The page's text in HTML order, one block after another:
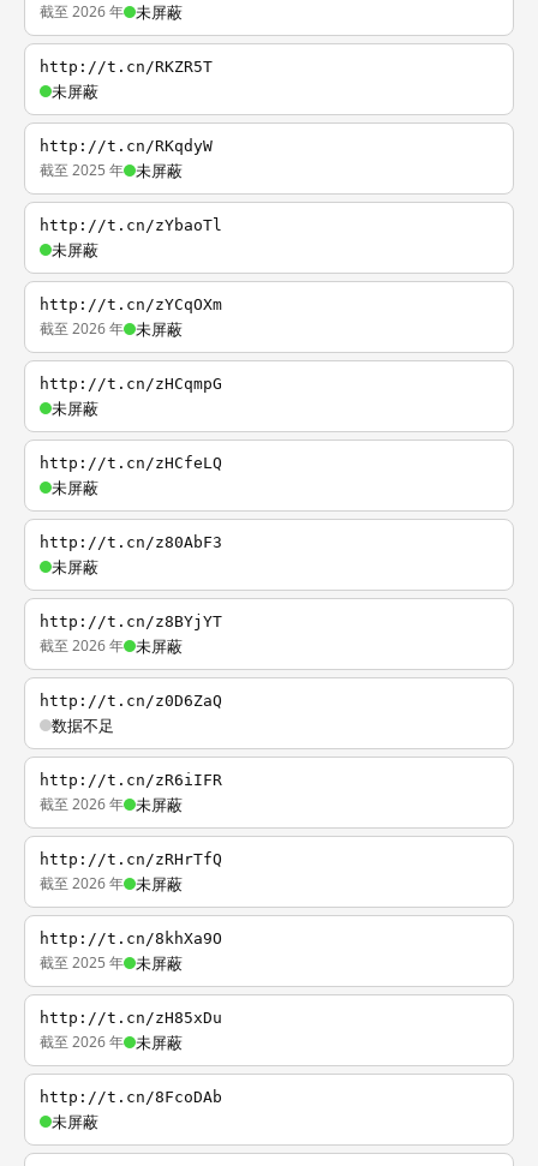
截至 2026 年 未屏蔽
http://t.cn/RKZR5T
未屏蔽
http://t.cn/RKqdyW
截至 2025 年 未屏蔽
http://t.cn/zYbaoTl
未屏蔽
http://t.cn/zYCqOXm
截至 2026 年 未屏蔽
http://t.cn/zHCqmpG
未屏蔽
http://t.cn/zHCfeLQ
未屏蔽
http://t.cn/z80AbF3
未屏蔽
http://t.cn/z8BYjYT
截至 2026 年 未屏蔽
http://t.cn/z0D6ZaQ
数据不足
http://t.cn/zR6iIFR
截至 2026 年 未屏蔽
http://t.cn/zRHrTfQ
截至 2026 年 未屏蔽
http://t.cn/8khXa9O
截至 2025 年 未屏蔽
http://t.cn/zH85xDu
截至 2026 年 未屏蔽
http://t.cn/8FcoDAb
未屏蔽